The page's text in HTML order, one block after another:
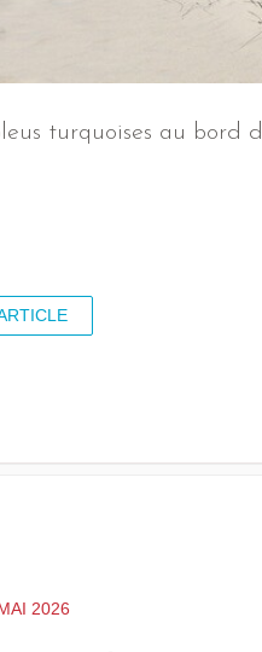
turquoises au bord
2026